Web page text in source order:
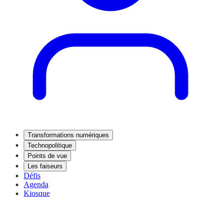
Transformations numériques
Technopolitique
Points de vue
Les faiseurs
Défis
Agenda
Kiosque